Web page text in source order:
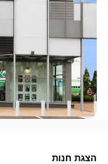
הצגת חנות